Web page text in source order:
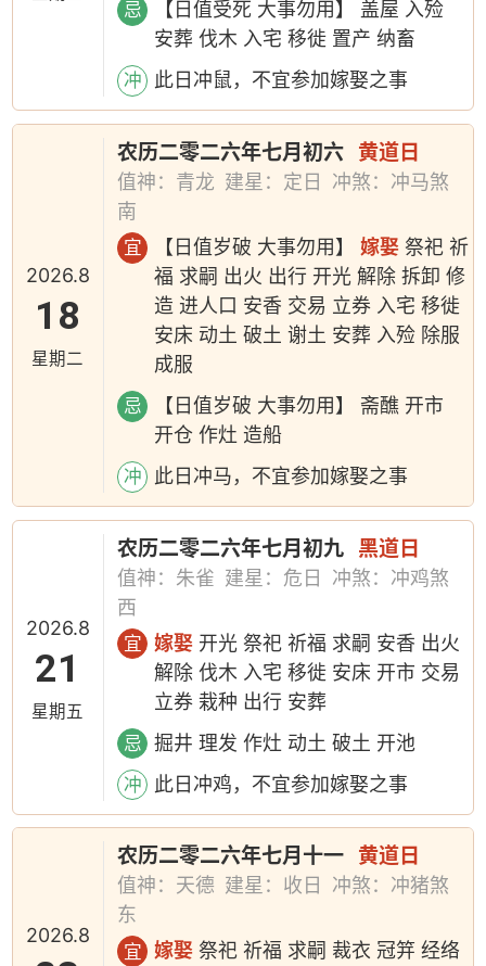
忌
【日值受死 大事勿用】 盖屋 入殓
安葬 伐木 入宅 移徙 置产 纳畜
冲 此日冲鼠，不宜参加嫁娶之事
2026.8
18
星期二
农历二零二六年七月初六 黄道日
值神：青龙 建星：定日
冲煞：冲马煞
南
宜 【日值岁破 大事勿用】嫁娶 祭祀 祈
福 求嗣 出火 出行 开光 解除 拆卸 修
造 进人口 安香 交易 立券 入宅 移徙
安床 动土 破土 谢土 安葬 入殓 除服
成服
忌
【日值岁破 大事勿用】 斋醮 开市
开仓 作灶 造船
冲 此日冲马，不宜参加嫁娶之事
2026.8
21
星期五
农历二零二六年七月初九 黑道日
值神：朱雀 建星：危日
冲煞：冲鸡煞
西
宜 嫁娶 开光 祭祀 祈福 求嗣 安香 出火
解除 伐木 入宅 移徙 安床 开市 交易
立券 栽种 出行 安葬
忌 掘井 理发 作灶 动土 破土 开池
冲 此日冲鸡，不宜参加嫁娶之事
2026.8
农历二零二六年七月十一 黄道日
值神：天德 建星：收日
冲煞：冲猪煞
东
宜 嫁娶 祭祀 祈福 求嗣 裁衣 冠笄 经络